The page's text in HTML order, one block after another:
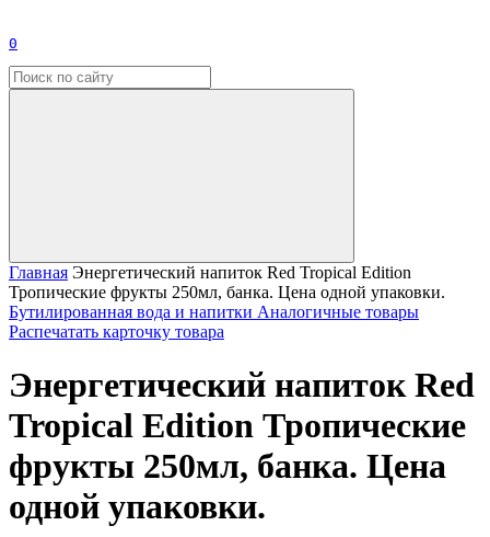
0
Главная Энергетический напиток Red Tropical Edition
Тропические фрукты 250мл, банка. Цена одной упаковки.
Бутилированная вода и напитки Аналогичные товары
Распечатать карточку товара
Энергетический напиток Red
Tropical Edition Тропические
фрукты 250мл, банка. Цена
одной упаковки.